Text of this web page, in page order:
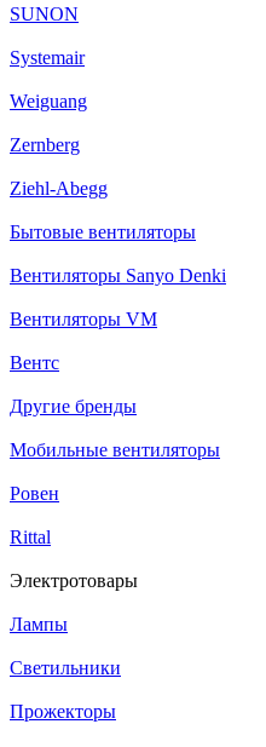
SUNON
Systemair
Weiguang
Zernberg
Ziehl-Abegg
Бытовые вентиляторы
Вентиляторы Sanyo Denki
Вентиляторы VM
Вентс
Другие бренды
Мобильные вентиляторы
Ровен
Rittal
Электротовары
Лампы
Светильники
Прожекторы